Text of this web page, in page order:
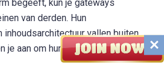
begeeft, kun je gateways
van derden. Hun
inhoudsarchitectuur vallen buiten
je aan om hun privacyverklaringen te